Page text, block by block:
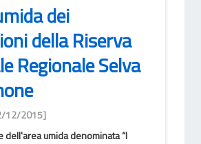
dei
della Riserva
Regionale Selva
12/2015]
dell'area umida denominata “I